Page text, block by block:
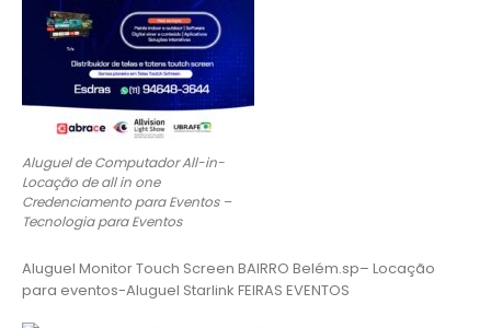
Aluguel de Computador All-in-
Locação de all in one
Credenciamento para Eventos –
Tecnologia para Eventos
Aluguel Monitor Touch Screen BAIRRO Belém.sp– Locação
para eventos-Aluguel Starlink FEIRAS EVENTOS